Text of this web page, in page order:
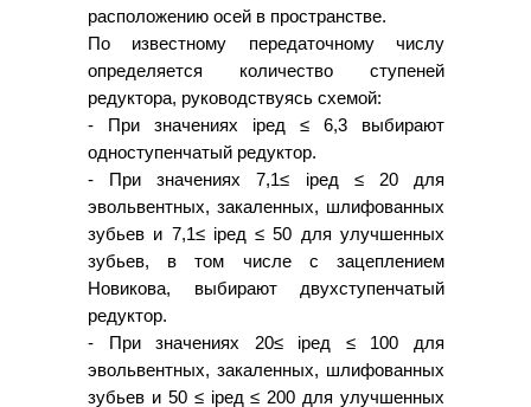
расположению осей в пространстве.
По известному передаточному числу
определяется количество ступеней
редуктора, руководствуясь схемой:
- При значениях iред ≤ 6,3 выбирают
одноступенчатый редуктор.
- При значениях 7,1≤ iред ≤ 20 для
эвольвентных, закаленных, шлифованных
зубьев и 7,1≤ iред ≤ 50 для улучшенных
зубьев, в том числе с зацеплением
Новикова, выбирают двухступенчатый
редуктор.
- При значениях 20≤ iред ≤ 100 для
эвольвентных, закаленных, шлифованных
зубьев и 50 ≤ iред ≤ 200 для улучшенных